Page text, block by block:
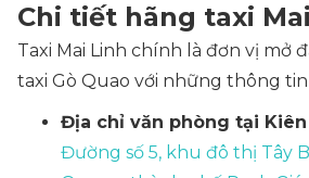
Chi tiết hãng taxi
Taxi Mai Linh chính là đơn vị mở
taxi Gò Quao với những thông
Địa chỉ văn phòng tại Kiên
Đường số 5, khu đô thị Tây